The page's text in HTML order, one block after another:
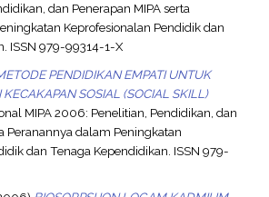
dan Penerapan MIPA serta
Keprofesionalan Pendidik dan
ISSN 979-99314-1-X
PENDIDIKAN EMPATI UNTUK
SOSIAL (SOCIAL SKILL)
MIPA 2006: Penelitian, Pendidikan, dan
Peranannya dalam Peningkatan
dan Tenaga Kependidikan. ISSN 979-